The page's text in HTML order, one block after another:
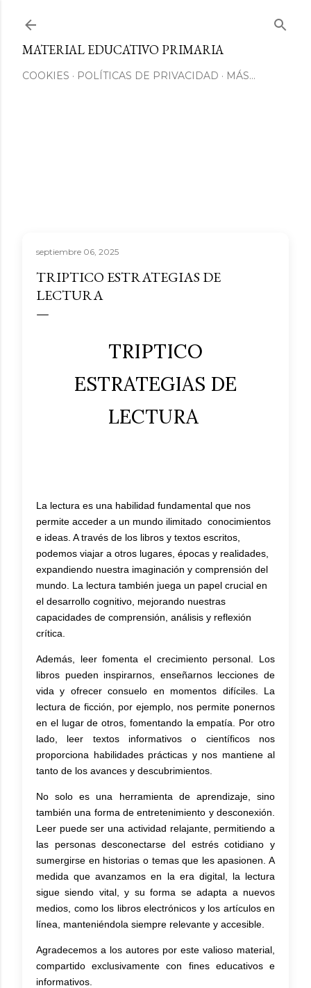
MATERIAL EDUCATIVO PRIMARIA
COOKIES POLÍTICAS DE PRIVACIDAD MÁS…
septiembre 06, 2025
TRIPTICO ESTRATEGIAS DE
LECTURA
TRIPTICO
ESTRATEGIAS DE
LECTURA
La lectura es una habilidad fundamental que nos
permite acceder a un mundo ilimitado conocimientos
e ideas. A través de los libros y textos escritos,
podemos viajar a otros lugares, épocas y realidades,
expandiendo nuestra imaginación y comprensión del
mundo. La lectura también juega un papel crucial en
el desarrollo cognitivo, mejorando nuestras
capacidades de comprensión, análisis y reflexión
crítica.
Además, leer fomenta el crecimiento personal. Los
libros pueden inspirarnos, enseñarnos lecciones de
vida y ofrecer consuelo en momentos difíciles. La
lectura de ficción, por ejemplo, nos permite ponernos
en el lugar de otros, fomentando la empatía. Por otro
lado, leer textos informativos o científicos nos
proporciona habilidades prácticas y nos mantiene al
tanto de los avances y descubrimientos.
No solo es una herramienta de aprendizaje, sino
también una forma de entretenimiento y desconexión.
Leer puede ser una actividad relajante, permitiendo a
las personas desconectarse del estrés cotidiano y
sumergirse en historias o temas que les apasionen. A
medida que avanzamos en la era digital, la lectura
sigue siendo vital, y su forma se adapta a nuevos
medios, como los libros electrónicos y los artículos en
línea, manteniéndola siempre relevante y accesible.
Agradecemos a los autores por este valioso material,
compartido exclusivamente con fines educativos e
informativos.